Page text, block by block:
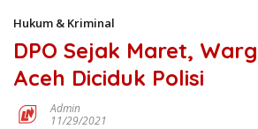
Hukum & Kriminal
DPO Sejak Maret,
Aceh Diciduk Polisi
Admin
11/29/2021